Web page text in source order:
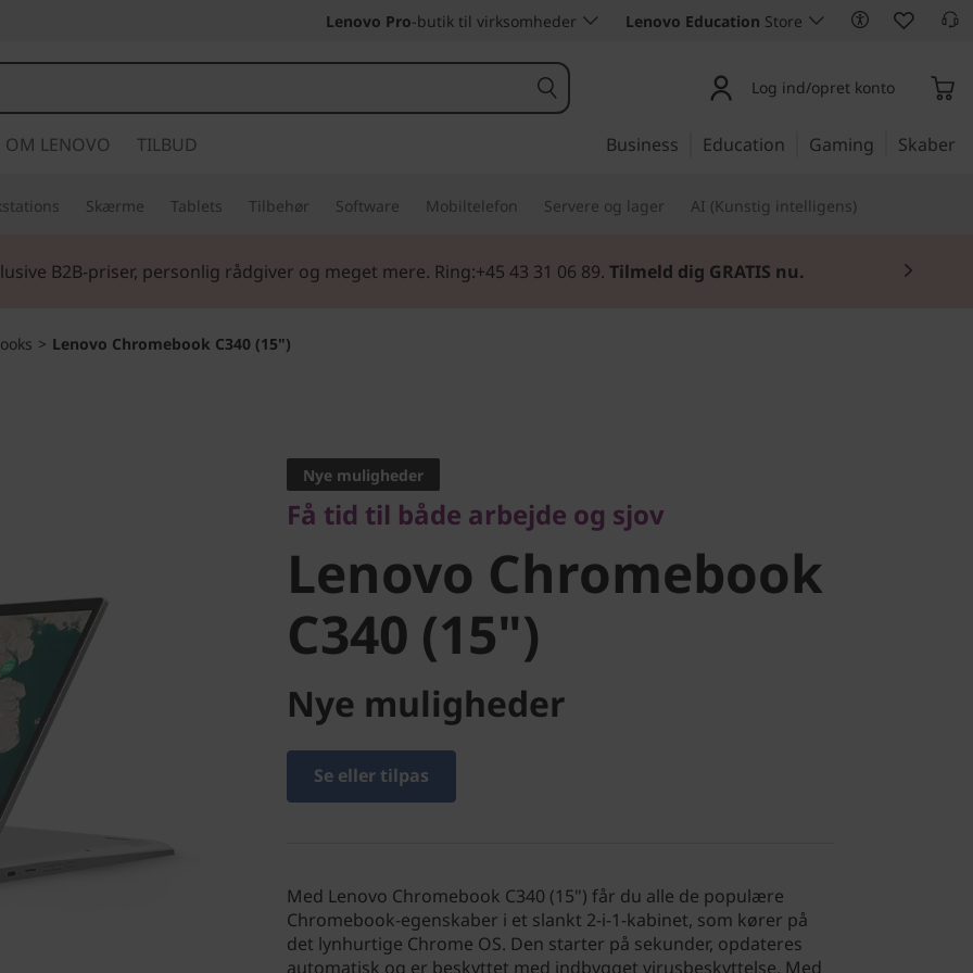
Lenovo Pro-butik til virksomheder Lenovo Education Store
Log ind/opret konto
OM LENOVO TILBUD Business Education Gaming Skaber
Skærme Tablets Tilbehør Software Mobiltelefon Servere og lager AI (Kunstig intelligens)
B2B-priser, personlig rådgiver og meget mere. Ring:+45 43 31 06 89. Tilmeld dig GRATIS nu.
> Lenovo Chromebook C340 (15")
Lenovo
Chromebook C340
(15")
Nye muligheder
Få tid til både arbejde og sjov
Lenovo Chromebook
C340 (15")
Nye muligheder
Se eller tilpas
Med Lenovo Chromebook C340 (15") får du alle de populære
Chromebook-egenskaber i et slankt 2-i-1-kabinet, som kører på
det lynhurtige Chrome OS. Den starter på sekunder, opdateres
automatisk og er beskyttet med indbygget virusbeskyttelse. Med